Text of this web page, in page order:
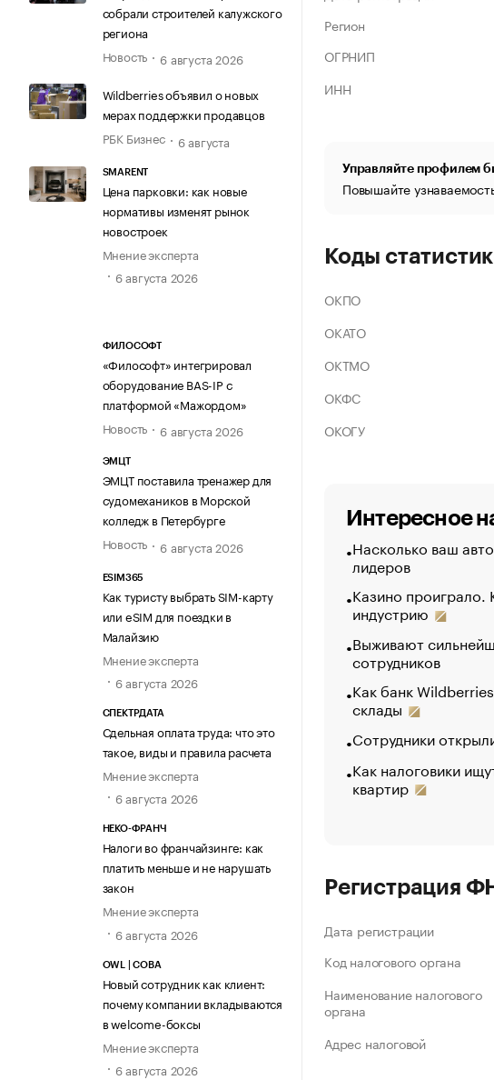
собрали строителей калужского
региона
Новость
6 августа 2026
Wildberries объявил о новых
мерах поддержки продавцов
РБК Бизнес
6 августа
SMARENT
Цена парковки: как новые
нормативы изменят рынок
новостроек
Мнение эксперта
6 августа 2026
ФИЛОСОФТ
«Философт» интегрировал
оборудование BAS-IP с
платформой «Мажордом»
Новость
6 августа 2026
ЭМЦТ
ЭМЦТ поставила тренажер для
судомехаников в Морской
колледж в Петербурге
Новость
6 августа 2026
ESIM365
Как туристу выбрать SIM-карту
или eSIM для поездки в
Малайзию
Мнение эксперта
6 августа 2026
СПЕКТРДАТА
Сдельная оплата труда: что это
такое, виды и правила расчета
Мнение эксперта
6 августа 2026
НЕКО-ФРАНЧ
Налоги во франчайзинге: как
платить меньше и не нарушать
закон
Мнение эксперта
6 августа 2026
OWL | СОВА
Новый сотрудник как клиент:
почему компании вкладываются
в welcome-боксы
Мнение эксперта
6 августа 2026
Регион
ОГРНИП
ИНН
Управляйте профилем
Повышайте
Коды
ОКПО
ОКАТО
ОКТМО
ОКФС
ОКОГУ
Интересное
Насколько ваш
лидеров
Казино
индустрию
Выживают
сотрудников
Как банк
склады
Сотрудники
Как налоговики
квартир
Регистрация
Дата регистрации
Код налогового органа
Наименование налогового
органа
Адрес налоговой